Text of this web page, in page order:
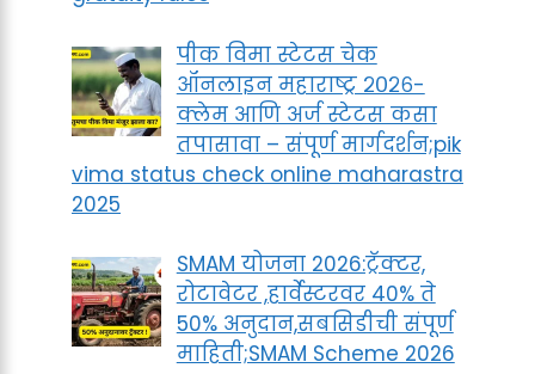
पीक विमा स्टेटस चेक
ऑनलाइन महाराष्ट्र २०२६-
क्लेम आणि अर्ज स्टेटस कसा
तपासावा – संपूर्ण मार्गदर्शन;pik
vima status check online maharastra
2025
SMAM योजना 2026:ट्रॅक्टर,
रोटावेटर ,हार्वेस्टरवर 40% ते
50% अनुदान,सबसिडीची संपूर्ण
माहिती;SMAM Scheme 2026